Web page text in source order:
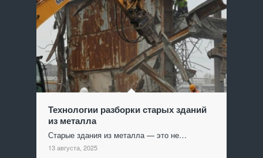
Технологии разборки старых зданий
из металла
Старые здания из металла — это не…
13 августа, 2025